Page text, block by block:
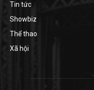
Tin tức
Showbiz
Thể thao
Xã hội